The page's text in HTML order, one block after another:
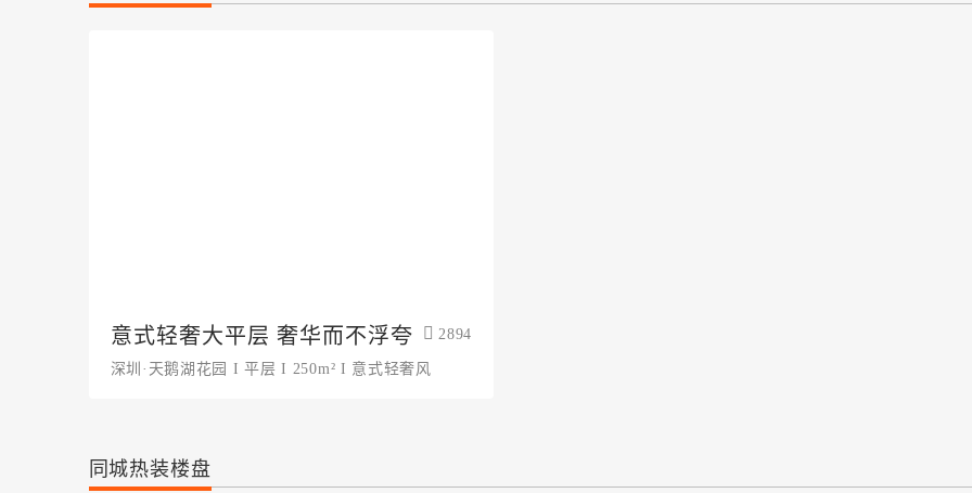
意式轻奢大平层 奢华而不浮夸 2894
深圳·天鹅湖花园 I 平层 I 250m² I 意式轻奢风
同城热装楼盘